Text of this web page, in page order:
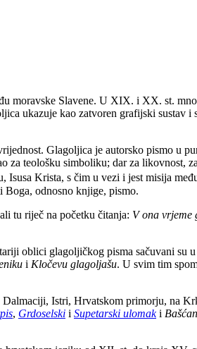
moravske Slavene. U XIX. i XX. st.
ukazuje kao zatvoren grafijski
Glagoljica je autorsko pismo u
teološku simboliku; dar za likovnost,
Isusa Krista, s čim u vezi i jest misija
Boga, odnosno knjige, pismo.
tu riječ na početku čitanja: V ona vrjeme
oblici glagoljičkog pisma sačuvani su
i Kločevu glagoljašu. U svim tim
Istri, Hrvatskom primorju, na
, Grdoselski i Supetarski ulomaki